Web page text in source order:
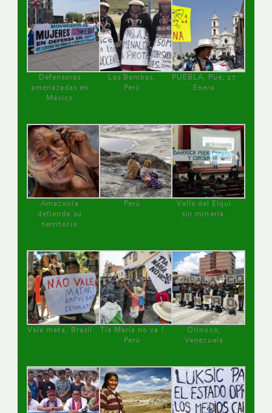
Defensoras
amenazadas en
México
Las Bambas,
Perú
PUEBLA, Pue, 27
Enero
Amazonía
defiende su
territorio
Perú
Valle del Elqui
sin minería.
Vale mata, Brasil
Tía María no va !
Perú
Orinoco,
Venezuela